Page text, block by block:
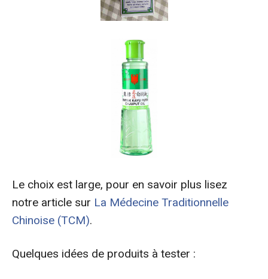
Le choix est large, pour en savoir plus lisez
notre article sur La Médecine Traditionnelle
Chinoise (TCM).
Quelques idées de produits à tester :